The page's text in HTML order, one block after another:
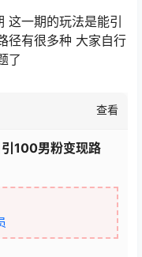
这一期的玩法是能引
径有很多种 大家自行
了
查看
100男粉变现路